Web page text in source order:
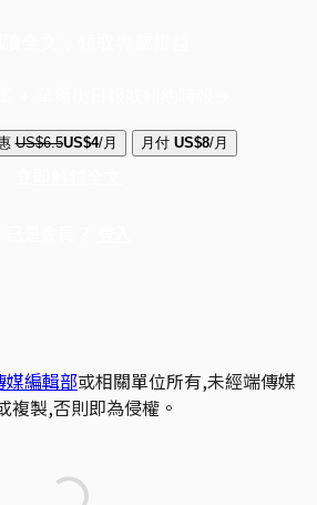
US$6.5US$4/月 月付 US$8/月
媒編輯部或相關單位所有,未經端傳媒
複製,否則即為侵權。